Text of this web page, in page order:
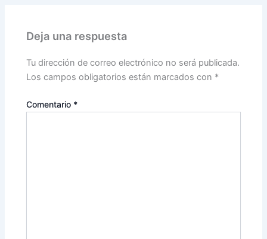
Deja una respuesta
Tu dirección de correo electrónico no será publicada.
Los campos obligatorios están marcados con *
Comentario *